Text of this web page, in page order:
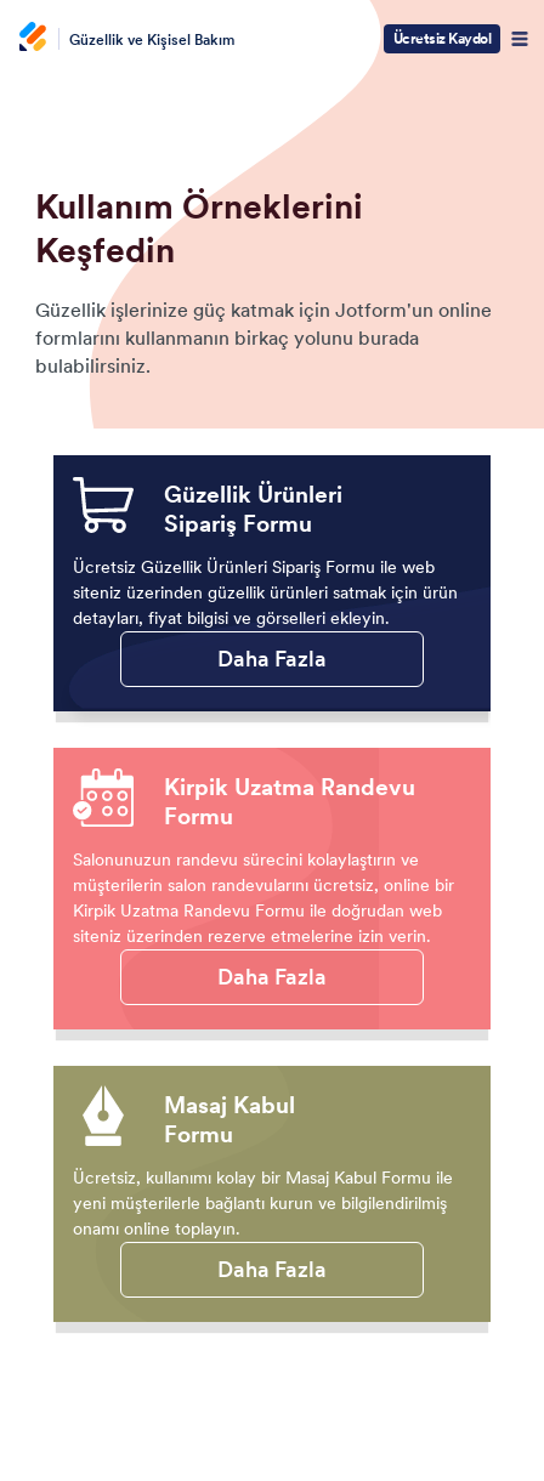
Güzellik ve Kişisel Bakım Ücretsiz Kaydol
Kullanım Örneklerini
Keşfedin
Güzellik işlerinize güç katmak için Jotform'un online
formlarını kullanmanın birkaç yolunu burada
bulabilirsiniz.
Güzellik Ürünleri
Sipariş Formu
Ücretsiz Güzellik Ürünleri Sipariş Formu ile web
siteniz üzerinden güzellik ürünleri satmak için ürün
detayları, fiyat bilgisi ve görselleri ekleyin.
Daha Fazla
Kirpik Uzatma Randevu
Formu
Salonunuzun randevu sürecini kolaylaştırın ve
müşterilerin salon randevularını ücretsiz, online bir
Kirpik Uzatma Randevu Formu ile doğrudan web
siteniz üzerinden rezerve etmelerine izin verin.
Daha Fazla
Masaj Kabul
Formu
Ücretsiz, kullanımı kolay bir Masaj Kabul Formu ile
yeni müşterilerle bağlantı kurun ve bilgilendirilmiş
onamı online toplayın.
Daha Fazla